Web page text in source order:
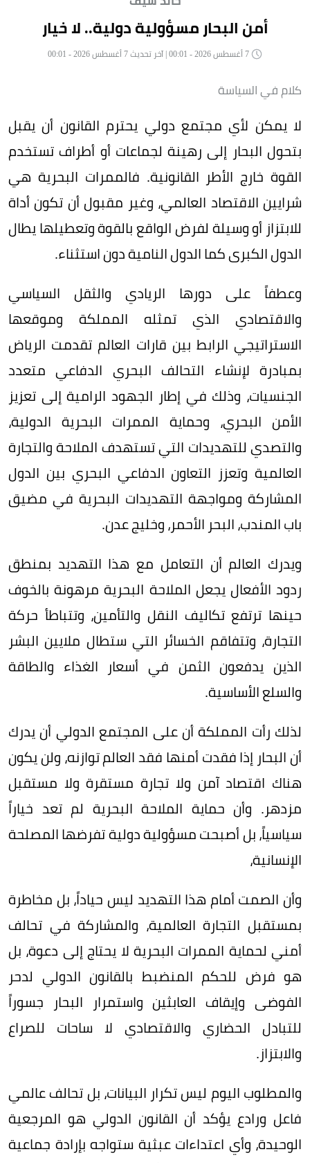
أمن البحار مسؤولية دولية.. لا خيار
كلام في السياسة
لا يمكن لأي مجتمع دولي يحترم القانون أن يقبل
بتحول البحار إلى رهينة لجماعات أو أطراف تستخدم
القوة خارج الأطر القانونية. فالممرات البحرية هي
شرايين الاقتصاد العالمي، وغير مقبول أن تكون أداة
للابتزاز أو وسيلة لفرض الواقع بالقوة وتعطيلها يطال
الدول الكبرى كما الدول النامية دون استثناء.
وعطفاً على دورها الريادي والثقل السياسي
والاقتصادي الذي تمثله المملكة وموقعها
الاستراتيجي الرابط بين قارات العالم تقدمت الرياض
بمبادرة لإنشاء التحالف البحري الدفاعي متعدد
الجنسيات، وذلك في إطار الجهود الرامية إلى تعزيز
الأمن البحري، وحماية الممرات البحرية الدولية،
والتصدي للتهديدات التي تستهدف الملاحة والتجارة
العالمية وتعزز التعاون الدفاعي البحري بين الدول
المشاركة ومواجهة التهديدات البحرية في مضيق
باب المندب، البحر الأحمر، وخليج عدن.
ويدرك العالم أن التعامل مع هذا التهديد بمنطق
ردود الأفعال يجعل الملاحة البحرية مرهونة بالخوف
حينها ترتفع تكاليف النقل والتأمين، وتتباطأ حركة
التجارة، وتتفاقم الخسائر التي ستطال ملايين البشر
الذين يدفعون الثمن في أسعار الغذاء والطاقة
والسلع الأساسية.
لذلك رأت المملكة أن على المجتمع الدولي أن يدرك
أن البحار إذا فقدت أمنها فقد العالم توازنه، ولن يكون
هناك اقتصاد آمن ولا تجارة مستقرة ولا مستقبل
مزدهر. وأن حماية الملاحة البحرية لم تعد خياراً
سياسياً، بل أصبحت مسؤولية دولية تفرضها المصلحة
الإنسانية،
وأن الصمت أمام هذا التهديد ليس حياداً، بل مخاطرة
بمستقبل التجارة العالمية، والمشاركة في تحالف
أمني لحماية الممرات البحرية لا يحتاج إلى دعوة، بل
هو فرض للحكم المنضبط بالقانون الدولي لدحر
الفوضى وإيقاف العابثين واستمرار البحار جسوراً
للتبادل الحضاري والاقتصادي لا ساحات للصراع
والابتزاز.
والمطلوب اليوم ليس تكرار البيانات، بل تحالف عالمي
فاعل ورادع يؤكد أن القانون الدولي هو المرجعية
الوحيدة، وأي اعتداءات عبثية ستواجه بإرادة جماعية